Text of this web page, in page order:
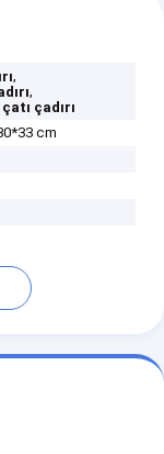
,
,
çadırı
cm